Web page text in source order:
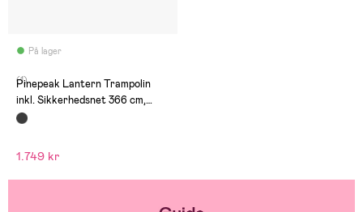
På lager
(1)
Pinepeak Lantern Trampolin
inkl. Sikkerhedsnet 366 cm,
Sort
1.749 kr